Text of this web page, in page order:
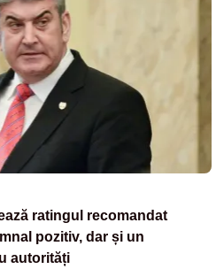
ratingul recomandat
pozitiv, dar și un
autorități